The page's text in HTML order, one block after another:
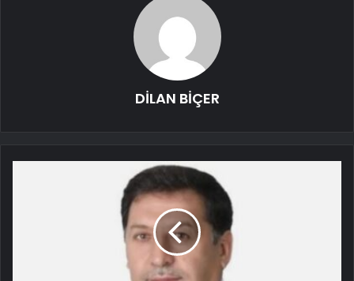
DİLAN BİÇER